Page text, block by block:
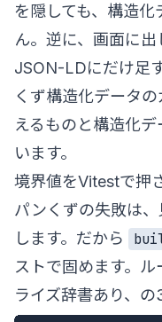
を隠しても、構造
ん。逆に、画面に
JSON-LDにだけ足
くず構造化データの
えるものと構造化
います。
境界値をVitestで押
パンくずの失敗は
します。だから
ストで固めます。
ライズ辞書あり、の